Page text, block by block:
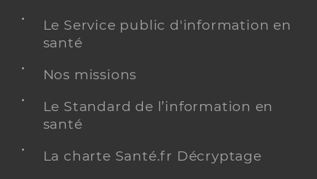
Le Service public d'information en
santé
Nos missions
Le Standard de l’information en
santé
La charte Santé.fr Décryptage